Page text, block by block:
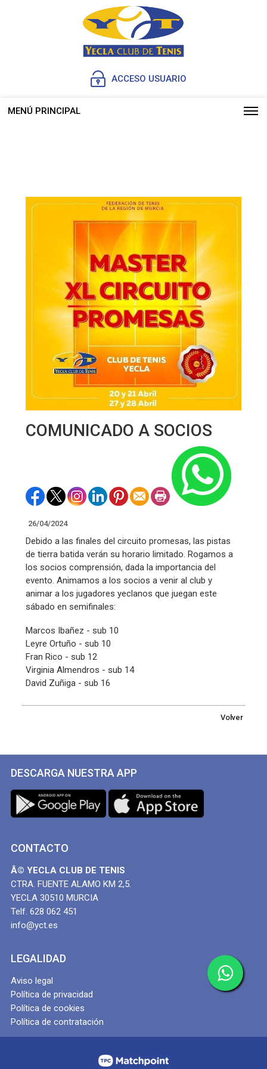
ACCESO USUARIO
MENÚ PRINCIPAL
COMUNICADO A SOCIOS
26/04/2024
Debido a las finales del circuito promesas, las pistas
de tierra batida verán su horario limitado. Rogamos a
los socios comprensión, dada la importancia del
evento. Animamos a los socios a venir al club y
animar a los jugadores yeclanos que juegan este
sábado en semifinales:
Marcos Ibañez - sub 10
Leyre Ortuño - sub 10
Fran Rico - sub 12
Virginia Almendros - sub 14
David Zuñiga - sub 16
Volver
DESCARGA NUESTRA APP
CONTACTO
Â© YECLA CLUB DE TENIS
CTRA. FUENTE ALAMO KM 2,5.
YECLA 30510 MURCIA
Telf. 628 062 451
info@yct.es
LEGALIDAD
Aviso legal
Política de privacidad
Política de cookies
Política de contratación